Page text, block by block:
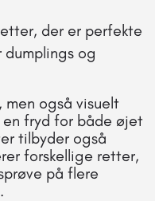
der er perfekte
og
men også visuelt
fryd for både øjet
tilbyder også
forskellige retter,
på flere